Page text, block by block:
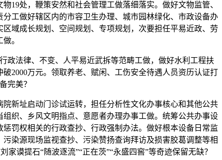
19处，鞭策安然和社会管理工做落细落实。做好文物监管、
工做好辖区内的市容卫生办理、城市园林绿化、市政设备办
域成长规划、空间规划、专项规划，次要担任平易近政、劳
。
法律、不变、人平易近武拆等范畴工做，做好水利工程扶
2000万元。领取养老、赋闲、工伤安全待遇人员资历认证打
完美？
新址启动门诊试运转，担任分析性文化办事核心和其他公共
织、乡风文明指点、意愿者办理办事工做。统筹公共办事设
罚权相关的行政查抄、行政强制办法。做好根本设备日常监
染源现场监视查抄、污染赞扬查询拜访及损害胶葛调整等相
谟提石“随波逐流”“正在茨”“永盛四窖”等奇迹保留无缺？